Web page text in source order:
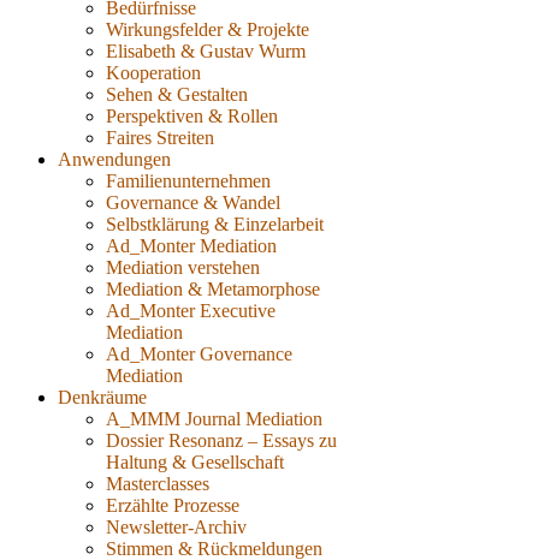
Bedürfnisse
Wirkungsfelder & Projekte
Elisabeth & Gustav Wurm
Kooperation
Sehen & Gestalten
Perspektiven & Rollen
Faires Streiten
Anwendungen
Familienunternehmen
Governance & Wandel
Selbstklärung & Einzelarbeit
Ad_Monter Mediation
Mediation verstehen
Mediation & Metamorphose
Ad_Monter Executive
Mediation
Ad_Monter Governance
Mediation
Denkräume
A_MMM Journal Mediation
Dossier Resonanz – Essays zu
Haltung & Gesellschaft
Masterclasses
Erzählte Prozesse
Newsletter-Archiv
Stimmen & Rückmeldungen